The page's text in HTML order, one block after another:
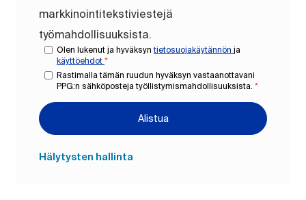
markkinointitekstiviestejä
työmahdollisuuksista.
Olen lukenut ja hyväksyntietosuojakäytännön ja
käyttöehdot *
Rastimalla tämän ruudun hyväksyn vastaanottavani
PPG:n sähköposteja työllistymismahdollisuuksista. *
Alistua
Hälytysten hallinta